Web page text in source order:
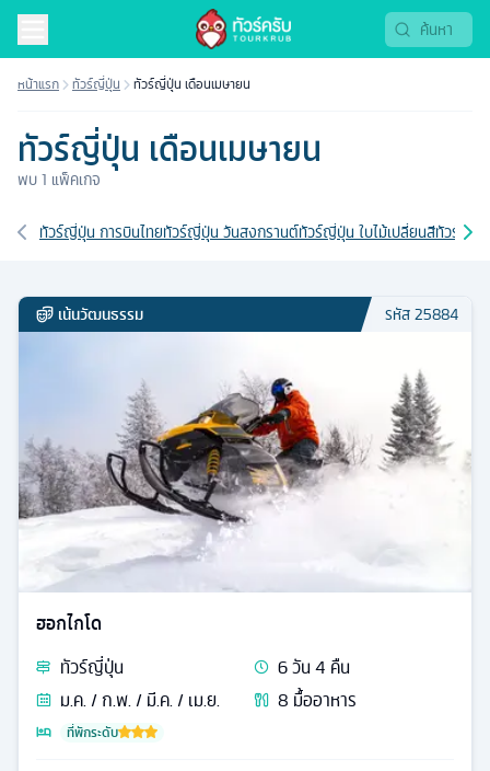
หน้าแรก ทัวร์ญี่ปุ่น ทัวร์ญี่ปุ่น เดือนเมษายน
ทัวร์ญี่ปุ่น เดือนเมษายน
พบ1 แพ็คเกจ
เส้นทางที่เกี่ยวข้อง
ทัวร์ญี่ปุ่น การบินไทยทัวร์ญี่ปุ่น วันสงกรานต์ทัวร์ญี่ปุ่น ใบไม้เปลี่ยนสีทัวร์ญี่ปุ่
เน้นวัฒนธรรม รหัส25884
ฮอกไกโด
ทัวร์ญี่ปุ่น 6วัน4 คืน
ม.ค. / ก.พ. / มี.ค. / เม.ย.
8 มื้ออาหาร
ที่พักระดับ